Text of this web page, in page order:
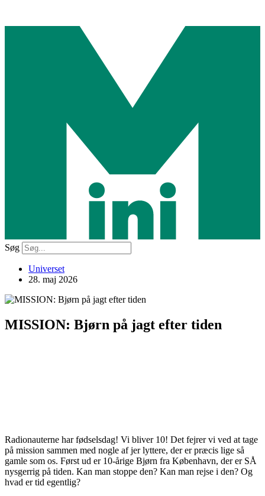
Søg
Universet
28. maj 2026
MISSION: Bjørn på jagt efter tiden
Radionauterne har fødselsdag! Vi bliver 10! Det fejrer vi ved at tage
på mission sammen med nogle af jer lyttere, der er præcis lige så
gamle som os. Først ud er 10-årige Bjørn fra København, der er SÅ
nysgerrig på tiden. Kan man stoppe den? Kan man rejse i den? Og
hvad er tid egentlig?